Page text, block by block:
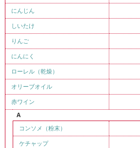
にんじん
しいたけ
りんご
にんにく
ローレル（乾燥）
オリーブオイル
赤ワイン
A
コンソメ（粉末）
ケチャップ